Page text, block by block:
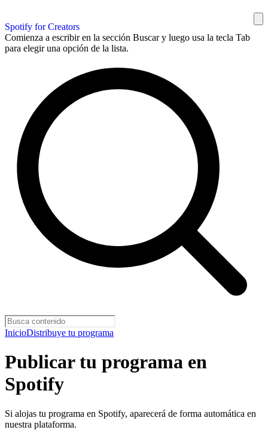
Spotify for Creators
Comienza a escribir en la sección Buscar y luego usa la tecla Tab
para elegir una opción de la lista.
InicioDistribuye tu programa
Publicar tu programa en
Spotify
Si alojas tu programa en Spotify, aparecerá de forma automática en
nuestra plataforma.